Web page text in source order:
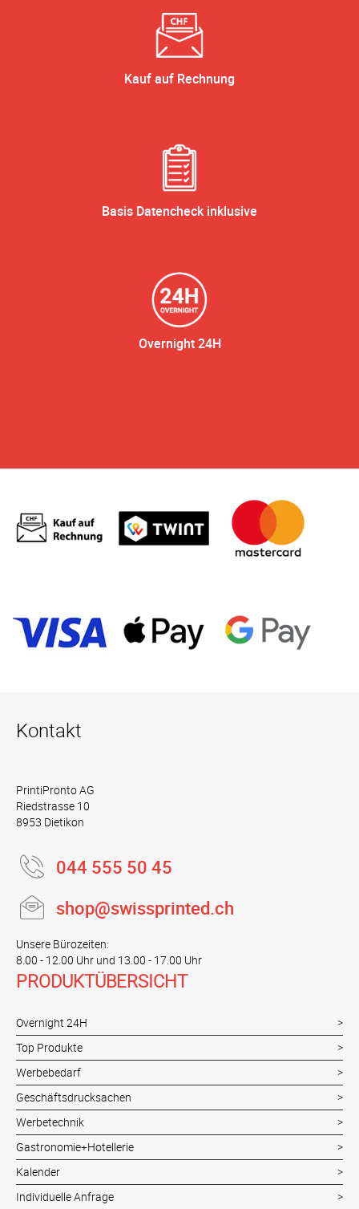
Kauf auf Rechnung
Basis Datencheck inklusive
Overnight 24H
Kontakt
PrintiPronto AG
Riedstrasse 10
8953 Dietikon
044 555 50 45
shop@swissprinted.ch
Unsere Bürozeiten:
8.00 - 12.00 Uhr und 13.00 - 17.00 Uhr
PRODUKTÜBERSICHT
Overnight 24H
Top Produkte
Werbebedarf
Geschäftsdrucksachen
Werbetechnik
Gastronomie+Hotellerie
Kalender
Individuelle Anfrage